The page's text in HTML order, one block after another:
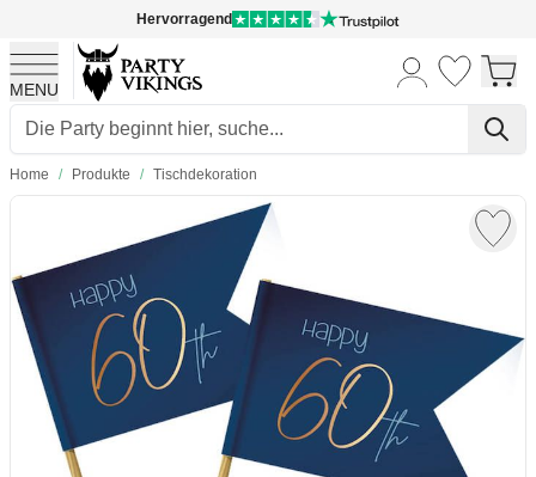
Hervorragend
MENU
Skip to Content
Home / Produkte / Tischdekoration